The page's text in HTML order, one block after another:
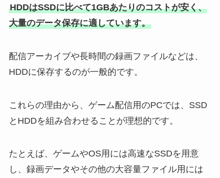
HDDはSSDに比べて1GBあたりのコストが安く、
大量のデータ保存に適しています。
配信アーカイブや長時間の録画ファイルなどは、
HDDに保存するのが一般的です。
これらの理由から、ゲーム配信用のPCでは、SSD
とHDDを組み合わせることが理想的です。
たとえば、ゲームやOS用には高速なSSDを用意
し、録画データやその他の大容量ファイル用には